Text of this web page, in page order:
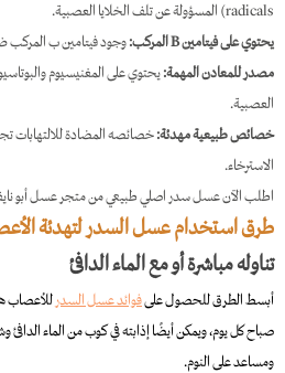
radicals) المسؤولة عن تلف الخلايا العصبية.
يحتوي على فيتامين B المركب:
وجود فيتامين ب المركب
مصدر للمعادن المهمة:يحتوي على المغنيسيوم
العصبية.
خصائص طبيعية مهدئة:خصائصه المضادة للالتهابات
الاسترخاء.
اطلب الآن عسل سدر اصلي طبيعي من متجر عسل أبو
طرق استخدام عسل السدر لتهدئة
تناوله مباشرة أو مع الماء الدافئ
أبسط الطرق للحصول علىفوائد عسل السدر للأعصاب
صباح كل يوم، ويمكن أيضًا إذابته في كوب من الماء
ومساعد على النوم.